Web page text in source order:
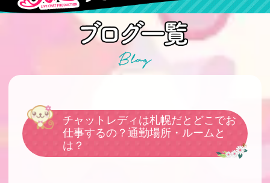
チャットレディは札幌だとどこでお
仕事するの？通勤場所・ルームと
は？